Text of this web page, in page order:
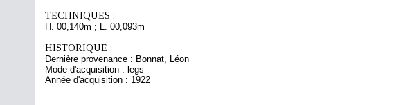
TECHNIQUES :
H. 00,140m ; L. 00,093m
HISTORIQUE :
Dernière provenance : Bonnat, Léon
Mode d'acquisition : legs
Année d'acquisition : 1922